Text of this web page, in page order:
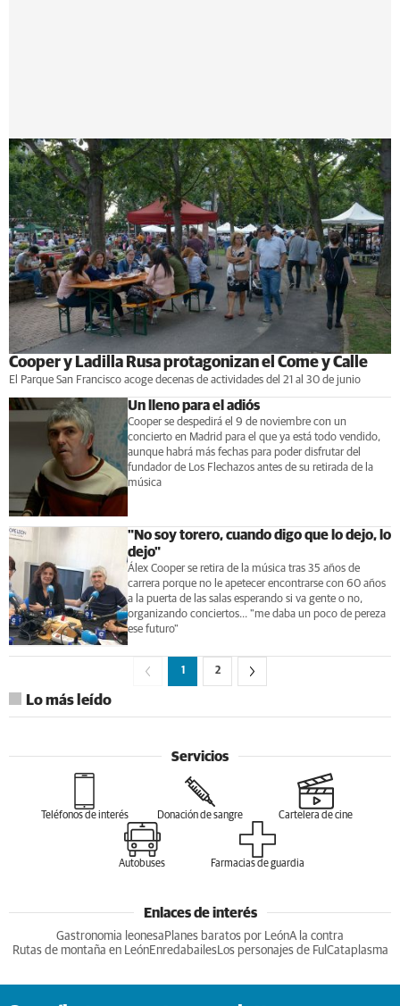
Cooper y Ladilla Rusa protagonizan el Come y Calle
El Parque San Francisco acoge decenas de actividades del 21 al 30 de junio
Un lleno para el adiós
Cooper se despedirá el 9 de noviembre con un
concierto en Madrid para el que ya está todo vendido,
aunque habrá más fechas para poder disfrutar del
fundador de Los Flechazos antes de su retirada de la
música
"No soy torero, cuando digo que lo dejo, lo
dejo"
Álex Cooper se retira de la música tras 35 años de
carrera porque no le apetecer encontrarse con 60 años
a la puerta de las salas esperando si va gente o no,
organizando conciertos... "me daba un poco de pereza
ese futuro"
1 2
Lo más leído
Servicios
Teléfonos de interés Donación de sangre Cartelera de cine
Autobuses Farmacias de guardia
Enlaces de interés
Gastronomia leonesa Planes baratos por LeónA la contra
Rutas de montaña en LeónEnredabailesLos personajes de Ful Cataplasma